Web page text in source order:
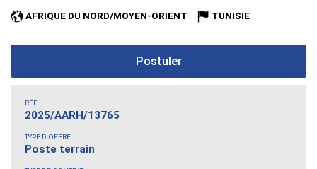
AFRIQUE DU NORD/MOYEN-ORIENT TUNISIE
Postuler
RÉF.
2025/AARH/13765
TYPE D'OFFRE
Poste terrain